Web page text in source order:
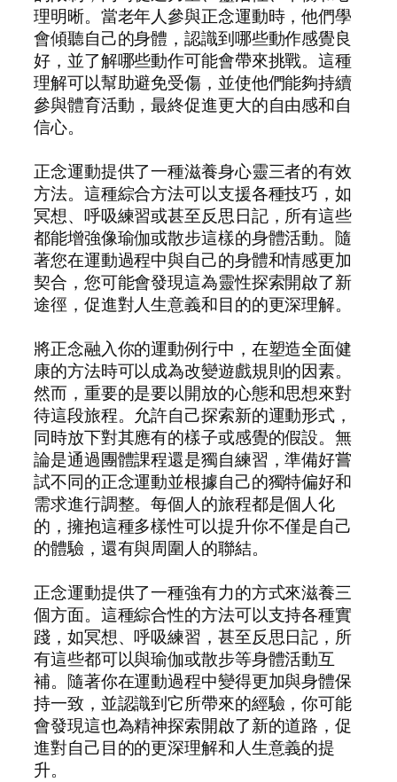
理明晰。當老年人參與正念運動時，他們學
會傾聽自己的身體，認識到哪些動作感覺良
好，並了解哪些動作可能會帶來挑戰。這種
理解可以幫助避免受傷，並使他們能夠持續
參與體育活動，最終促進更大的自由感和自
信心。
正念運動提供了一種滋養身心靈三者的有效
方法。這種綜合方法可以支援各種技巧，如
冥想、呼吸練習或甚至反思日記，所有這些
都能增強像瑜伽或散步這樣的身體活動。隨
著您在運動過程中與自己的身體和情感更加
契合，您可能會發現這為靈性探索開啟了新
途徑，促進對人生意義和目的的更深理解。
將正念融入你的運動例行中，在塑造全面健
康的方法時可以成為改變遊戲規則的因素。
然而，重要的是要以開放的心態和思想來對
待這段旅程。允許自己探索新的運動形式，
同時放下對其應有的樣子或感覺的假設。無
論是通過團體課程還是獨自練習，準備好嘗
試不同的正念運動並根據自己的獨特偏好和
需求進行調整。每個人的旅程都是個人化
的，擁抱這種多樣性可以提升你不僅是自己
的體驗，還有與周圍人的聯結。
正念運動提供了一種強有力的方式來滋養三
個方面。這種綜合性的方法可以支持各種實
踐，如冥想、呼吸練習，甚至反思日記，所
有這些都可以與瑜伽或散步等身體活動互
補。隨著你在運動過程中變得更加與身體保
持一致，並認識到它所帶來的經驗，你可能
會發現這也為精神探索開啟了新的道路，促
進對自己目的的更深理解和人生意義的提
升。